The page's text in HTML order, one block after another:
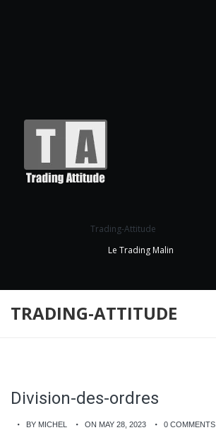
Trading-Attitude
Le Trading Malin
TRADING-ATTITUDE
Division-des-ordres
BY MICHEL ON MAY 28, 2023 0 COMMENTS